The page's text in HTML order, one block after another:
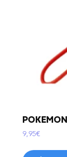
9,95€